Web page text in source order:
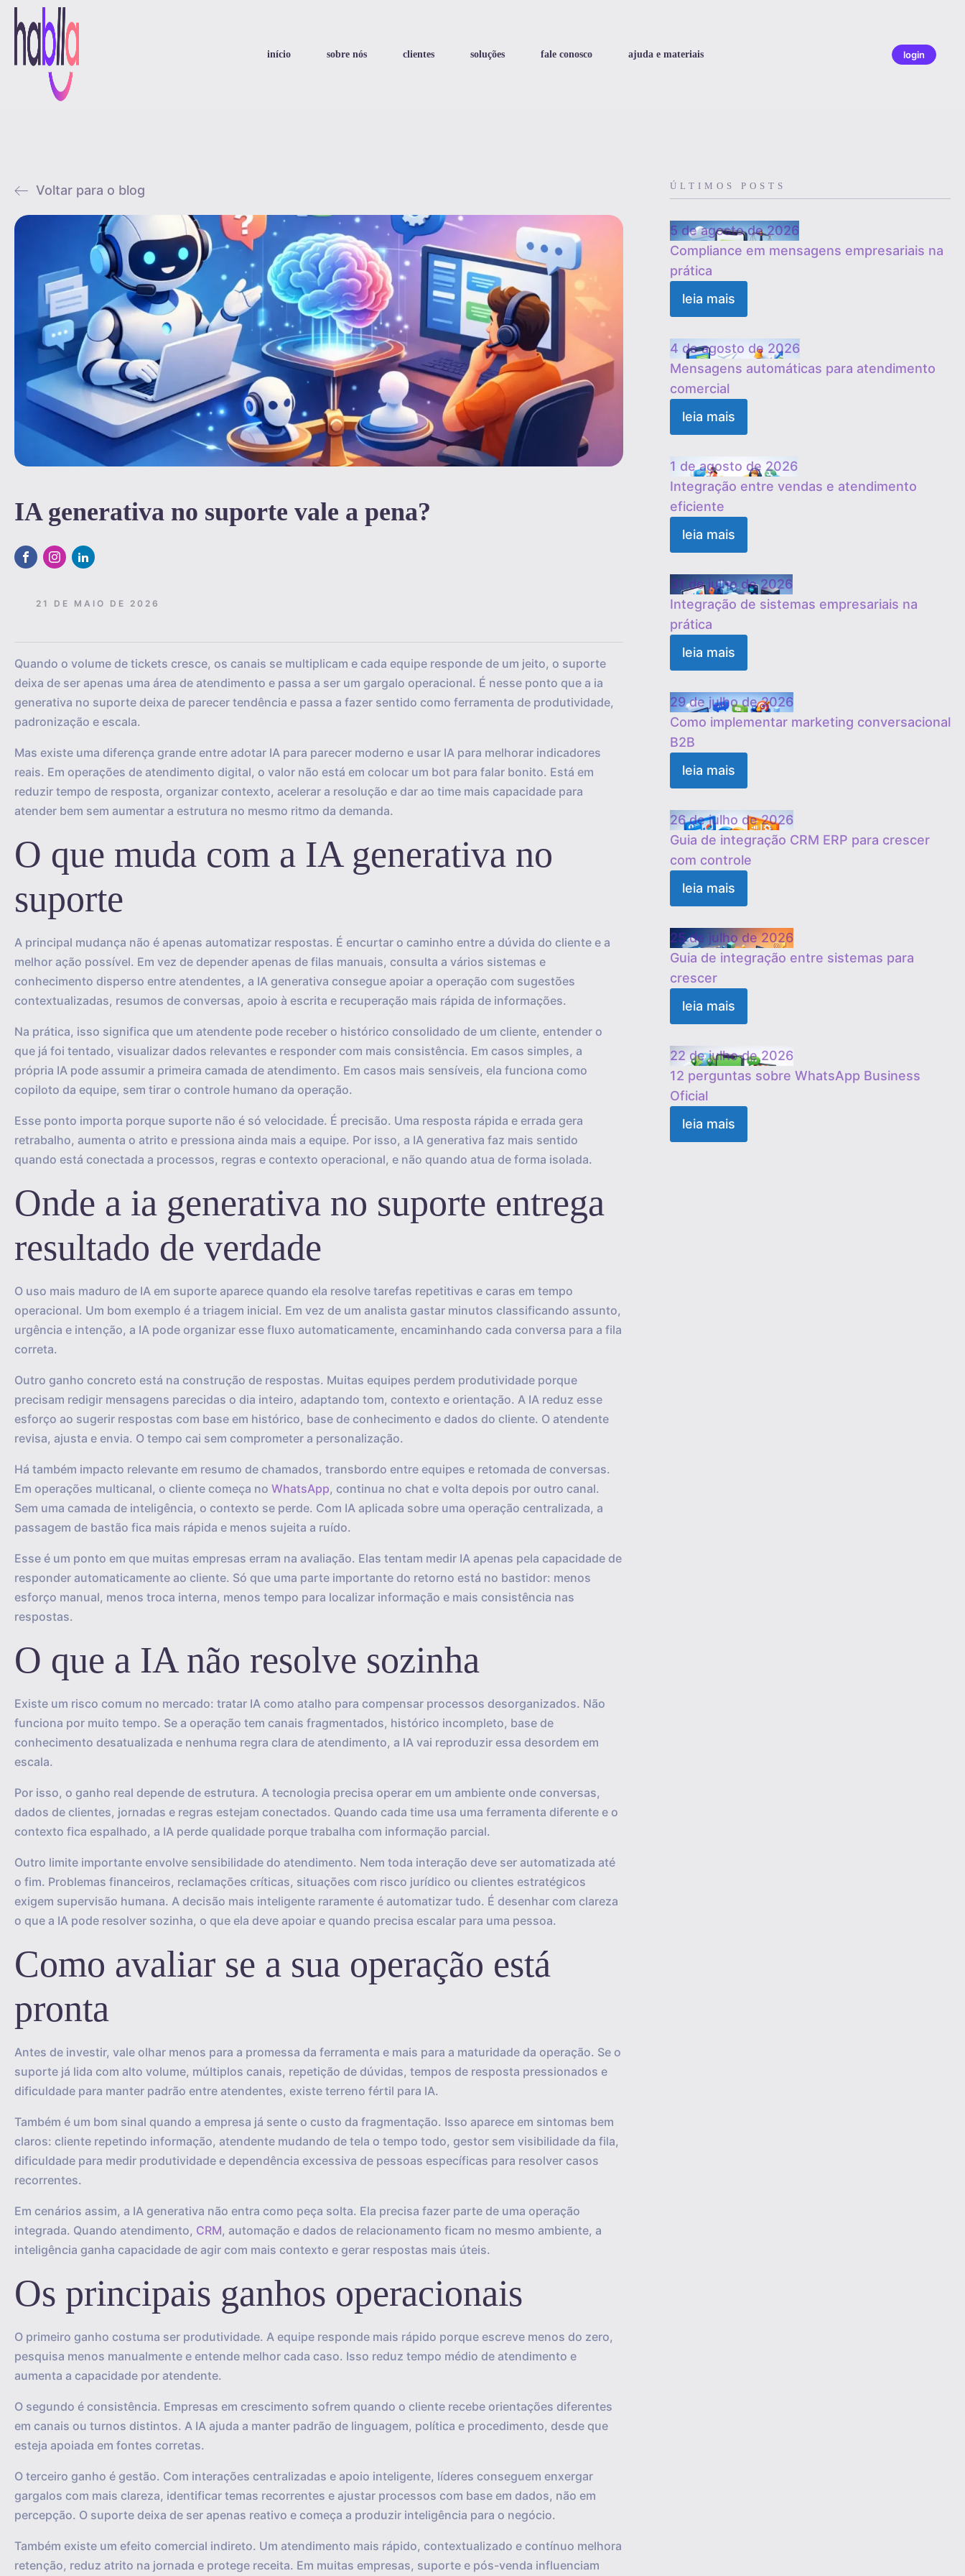
início sobre nós clientes soluções fale conosco ajuda e materiais login
Voltar para o blog
IA generativa no suporte vale a pena?
21 DE MAIO DE 2026
Quando o volume de tickets cresce, os canais se multiplicam e cada equipe responde de um jeito, o suporte
deixa de ser apenas uma área de atendimento e passa a ser um gargalo operacional. É nesse ponto que a ia
generativa no suporte deixa de parecer tendência e passa a fazer sentido como ferramenta de produtividade,
padronização e escala.
Mas existe uma diferença grande entre adotar IA para parecer moderno e usar IA para melhorar indicadores
reais. Em operações de atendimento digital, o valor não está em colocar um bot para falar bonito. Está em
reduzir tempo de resposta, organizar contexto, acelerar a resolução e dar ao time mais capacidade para
atender bem sem aumentar a estrutura no mesmo ritmo da demanda.
O que muda com a IA generativa no
suporte
A principal mudança não é apenas automatizar respostas. É encurtar o caminho entre a dúvida do cliente e a
melhor ação possível. Em vez de depender apenas de filas manuais, consulta a vários sistemas e
conhecimento disperso entre atendentes, a IA generativa consegue apoiar a operação com sugestões
contextualizadas, resumos de conversas, apoio à escrita e recuperação mais rápida de informações.
Na prática, isso significa que um atendente pode receber o histórico consolidado de um cliente, entender o
que já foi tentado, visualizar dados relevantes e responder com mais consistência. Em casos simples, a
própria IA pode assumir a primeira camada de atendimento. Em casos mais sensíveis, ela funciona como
copiloto da equipe, sem tirar o controle humano da operação.
Esse ponto importa porque suporte não é só velocidade. É precisão. Uma resposta rápida e errada gera
retrabalho, aumenta o atrito e pressiona ainda mais a equipe. Por isso, a IA generativa faz mais sentido
quando está conectada a processos, regras e contexto operacional, e não quando atua de forma isolada.
Onde a ia generativa no suporte entrega
resultado de verdade
O uso mais maduro de IA em suporte aparece quando ela resolve tarefas repetitivas e caras em tempo
operacional. Um bom exemplo é a triagem inicial. Em vez de um analista gastar minutos classificando assunto,
urgência e intenção, a IA pode organizar esse fluxo automaticamente, encaminhando cada conversa para a fila
correta.
Outro ganho concreto está na construção de respostas. Muitas equipes perdem produtividade porque
precisam redigir mensagens parecidas o dia inteiro, adaptando tom, contexto e orientação. A IA reduz esse
esforço ao sugerir respostas com base em histórico, base de conhecimento e dados do cliente. O atendente
revisa, ajusta e envia. O tempo cai sem comprometer a personalização.
Há também impacto relevante em resumo de chamados, transbordo entre equipes e retomada de conversas.
Em operações multicanal, o cliente começa no WhatsApp, continua no chat e volta depois por outro canal.
Sem uma camada de inteligência, o contexto se perde. Com IA aplicada sobre uma operação centralizada, a
passagem de bastão fica mais rápida e menos sujeita a ruído.
Esse é um ponto em que muitas empresas erram na avaliação. Elas tentam medir IA apenas pela capacidade de
responder automaticamente ao cliente. Só que uma parte importante do retorno está no bastidor: menos
esforço manual, menos troca interna, menos tempo para localizar informação e mais consistência nas
respostas.
O que a IA não resolve sozinha
Existe um risco comum no mercado: tratar IA como atalho para compensar processos desorganizados. Não
funciona por muito tempo. Se a operação tem canais fragmentados, histórico incompleto, base de
conhecimento desatualizada e nenhuma regra clara de atendimento, a IA vai reproduzir essa desordem em
escala.
Por isso, o ganho real depende de estrutura. A tecnologia precisa operar em um ambiente onde conversas,
dados de clientes, jornadas e regras estejam conectados. Quando cada time usa uma ferramenta diferente e o
contexto fica espalhado, a IA perde qualidade porque trabalha com informação parcial.
Outro limite importante envolve sensibilidade do atendimento. Nem toda interação deve ser automatizada até
o fim. Problemas financeiros, reclamações críticas, situações com risco jurídico ou clientes estratégicos
exigem supervisão humana. A decisão mais inteligente raramente é automatizar tudo. É desenhar com clareza
o que a IA pode resolver sozinha, o que ela deve apoiar e quando precisa escalar para uma pessoa.
Como avaliar se a sua operação está
pronta
Antes de investir, vale olhar menos para a promessa da ferramenta e mais para a maturidade da operação. Se o
suporte já lida com alto volume, múltiplos canais, repetição de dúvidas, tempos de resposta pressionados e
dificuldade para manter padrão entre atendentes, existe terreno fértil para IA.
Também é um bom sinal quando a empresa já sente o custo da fragmentação. Isso aparece em sintomas bem
claros: cliente repetindo informação, atendente mudando de tela o tempo todo, gestor sem visibilidade da fila,
dificuldade para medir produtividade e dependência excessiva de pessoas específicas para resolver casos
recorrentes.
Em cenários assim, a IA generativa não entra como peça solta. Ela precisa fazer parte de uma operação
integrada. Quando atendimento, CRM, automação e dados de relacionamento ficam no mesmo ambiente, a
inteligência ganha capacidade de agir com mais contexto e gerar respostas mais úteis.
Os principais ganhos operacionais
O primeiro ganho costuma ser produtividade. A equipe responde mais rápido porque escreve menos do zero,
pesquisa menos manualmente e entende melhor cada caso. Isso reduz tempo médio de atendimento e
aumenta a capacidade por atendente.
O segundo é consistência. Empresas em crescimento sofrem quando o cliente recebe orientações diferentes
em canais ou turnos distintos. A IA ajuda a manter padrão de linguagem, política e procedimento, desde que
esteja apoiada em fontes corretas.
O terceiro ganho é gestão. Com interações centralizadas e apoio inteligente, líderes conseguem enxergar
gargalos com mais clareza, identificar temas recorrentes e ajustar processos com base em dados, não em
percepção. O suporte deixa de ser apenas reativo e começa a produzir inteligência para o negócio.
Também existe um efeito comercial indireto. Um atendimento mais rápido, contextualizado e contínuo melhora
retenção, reduz atrito na jornada e protege receita. Em muitas empresas, suporte e pós-venda influenciam
ÚLTIMOS POSTS
5 de agosto de 2026
Compliance em mensagens empresariais na
prática
leia mais
4 de agosto de 2026
Mensagens automáticas para atendimento
comercial
leia mais
1 de agosto de 2026
Integração entre vendas e atendimento
eficiente
leia mais
31 de julho de 2026
Integração de sistemas empresariais na
prática
leia mais
29 de julho de 2026
Como implementar marketing conversacional
B2B
leia mais
26 de julho de 2026
Guia de integração CRM ERP para crescer
com controle
leia mais
25 de julho de 2026
Guia de integração entre sistemas para
crescer
leia mais
22 de julho de 2026
12 perguntas sobre WhatsApp Business
Oficial
leia mais